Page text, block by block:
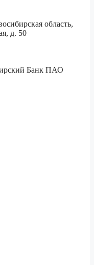
область,
д. 50
Банк ПАО